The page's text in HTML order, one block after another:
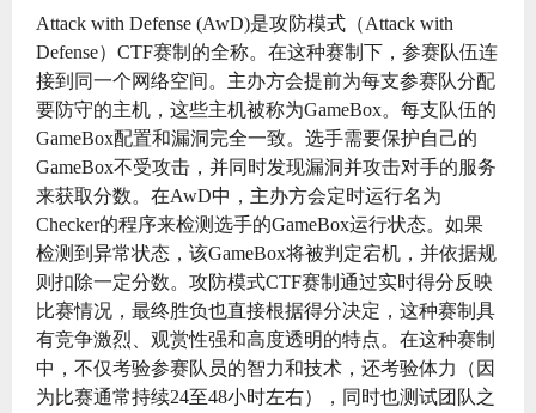
Attack with Defense (AwD)是攻防模式（Attack with
Defense）CTF赛制的全称。在这种赛制下，参赛队伍连
接到同一个网络空间。主办方会提前为每支参赛队分配
要防守的主机，这些主机被称为GameBox。每支队伍的
GameBox配置和漏洞完全一致。选手需要保护自己的
GameBox不受攻击，并同时发现漏洞并攻击对手的服务
来获取分数。在AwD中，主办方会定时运行名为
Checker的程序来检测选手的GameBox运行状态。如果
检测到异常状态，该GameBox将被判定宕机，并依据规
则扣除一定分数。攻防模式CTF赛制通过实时得分反映
比赛情况，最终胜负也直接根据得分决定，这种赛制具
有竞争激烈、观赏性强和高度透明的特点。在这种赛制
中，不仅考验参赛队员的智力和技术，还考验体力（因
为比赛通常持续24至48小时左右），同时也测试团队之